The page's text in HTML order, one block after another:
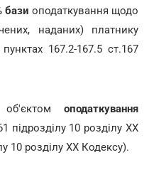
бази оподаткування щодо
наданих) платнику
167.2-167.5 ст.167
оподаткування
підрозділу 10 розділу ХХ
10 розділу ХХ Кодексу).